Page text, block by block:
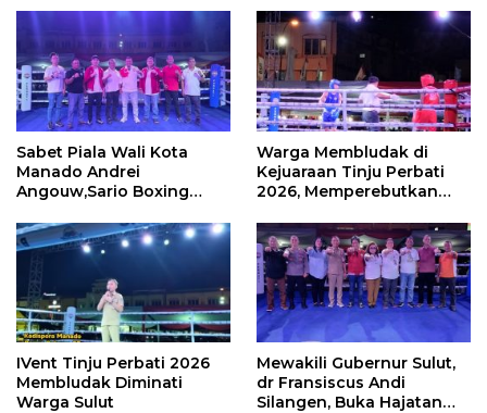
Sabet Piala Wali Kota
Manado Andrei
Angouw,Sario Boxing
Perbati 2026
Warga Membludak di
Kejuaraan Tinju Perbati
2026, Memperebutkan
IVent Tinju Perbati 2026
Membludak Diminati
Warga Sulut
Mewakili Gubernur Sulut,
dr Fransiscus Andi
Silangen, Buka Hajatan